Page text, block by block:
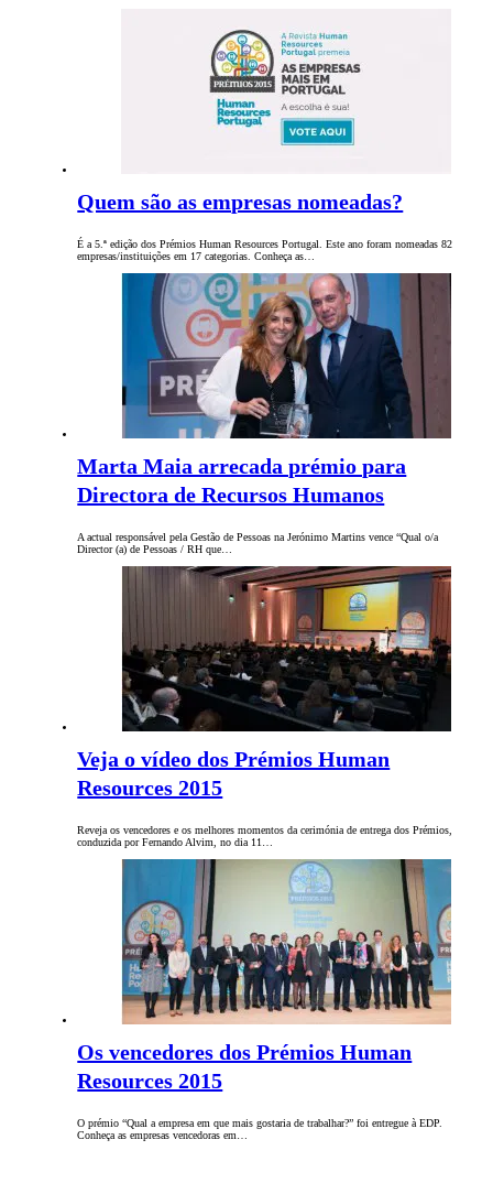
Quem são as empresas nomeadas?
É a 5.ª edição dos Prémios Human Resources Portugal. Este ano foram nomeadas 82
empresas/instituições em 17 categorias. Conheça as…
Marta Maia arrecada prémio para
Directora de Recursos Humanos
A actual responsável pela Gestão de Pessoas na Jerónimo Martins vence “Qual o/a
Director (a) de Pessoas / RH que…
Veja o vídeo dos Prémios Human
Resources 2015
Reveja os vencedores e os melhores momentos da cerimónia de entrega dos Prémios,
conduzida por Fernando Alvim, no dia 11…
Os vencedores dos Prémios Human
Resources 2015
O prémio “Qual a empresa em que mais gostaria de trabalhar?” foi entregue à EDP.
Conheça as empresas vencedoras em…